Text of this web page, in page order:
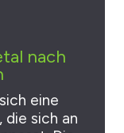
nach
eine
die sich an